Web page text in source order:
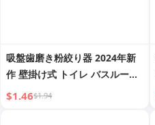
吸盤歯磨き粉絞り器 2024年新
作 壁掛け式 トイレ バスルーム
自動ロール フェイシャルクレン
$1.46$1.94